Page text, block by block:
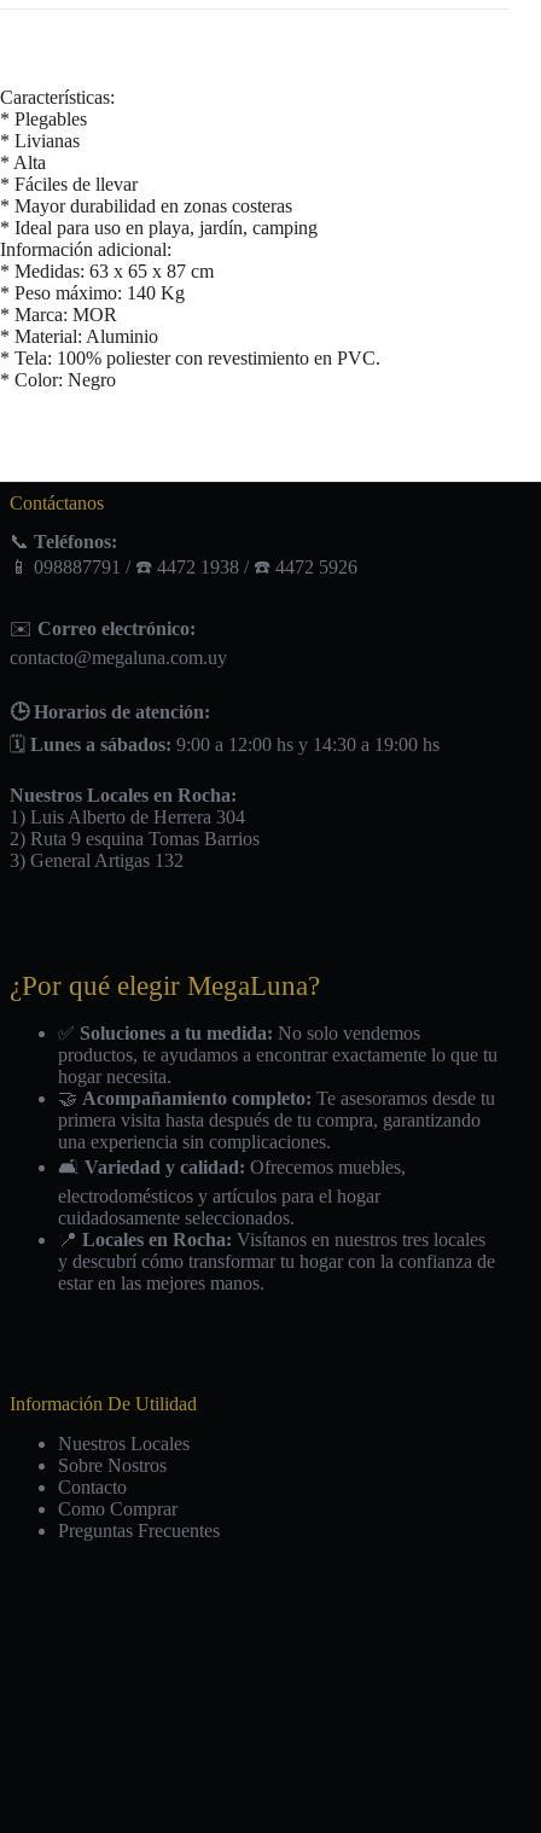
Características:
* Plegables
* Livianas
* Alta
* Fáciles de llevar
* Mayor durabilidad en zonas costeras
* Ideal para uso en playa, jardín, camping
Información adicional:
* Medidas: 63 x 65 x 87 cm
* Peso máximo: 140 Kg
* Marca: MOR
* Material: Aluminio
* Tela: 100% poliester con revestimiento en PVC.
* Color: Negro
Contáctanos
📞 Teléfonos:
📱 098887791 / ☎️ 4472 1938 / ☎️ 4472 5926
✉️ Correo electrónico:
contacto@megaluna.com.uy
🕒 Horarios de atención:
🗓️ Lunes a sábados: 9:00 a 12:00 hs y 14:30 a 19:00 hs
Nuestros Locales en Rocha:
1) Luis Alberto de Herrera 304
2) Ruta 9 esquina Tomas Barrios
3) General Artigas 132
¿Por qué elegir MegaLuna?
✅ Soluciones a tu medida: No solo vendemos
productos, te ayudamos a encontrar exactamente lo que tu
hogar necesita.
🤝 Acompañamiento completo: Te asesoramos desde tu
primera visita hasta después de tu compra, garantizando
una experiencia sin complicaciones.
🛋️ Variedad y calidad: Ofrecemos muebles,
electrodomésticos y artículos para el hogar
cuidadosamente seleccionados.
📍 Locales en Rocha: Visítanos en nuestros tres locales
y descubrí cómo transformar tu hogar con la confianza de
estar en las mejores manos.
Información De Utilidad
Nuestros Locales
Sobre Nostros
Contacto
Como Comprar
Preguntas Frecuentes